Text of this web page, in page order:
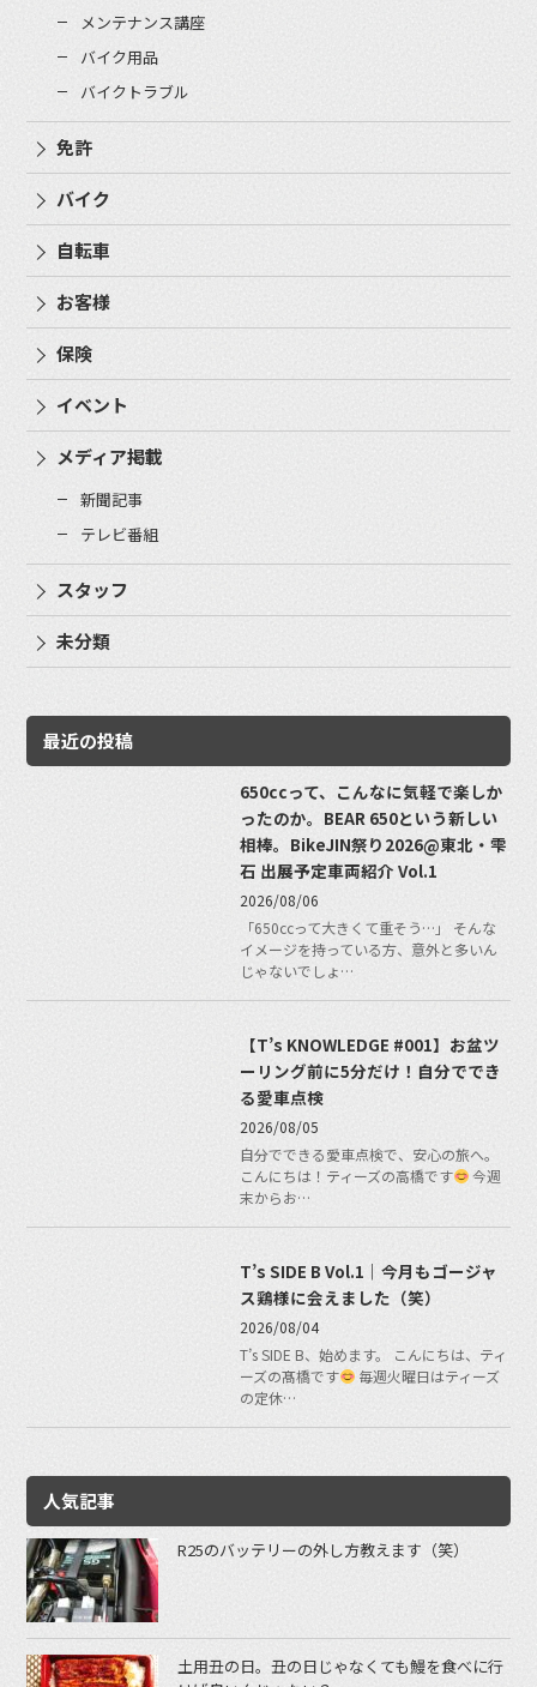
メンテナンス講座
バイク用品
バイクトラブル
免許
バイク
自転車
お客様
保険
イベント
メディア掲載
新聞記事
テレビ番組
スタッフ
未分類
最近の投稿
650ccって、こんなに気軽で楽しか
ったのか。BEAR 650という新しい
相棒。BikeJIN祭り2026@東北・雫
石 出展予定車両紹介 Vol.1
2026/08/06
「650ccって大きくて重そう…」 そんな
イメージを持っている方、意外と多いん
じゃないでしょ…
【T’s KNOWLEDGE #001】お盆ツ
ーリング前に5分だけ！自分ででき
る愛車点検
2026/08/05
自分でできる愛車点検で、安心の旅へ。
こんにちは！ティーズの高橋です
今週
末からお…
T’s SIDE B Vol.1｜今月もゴージャ
ス鶏様に会えました（笑）
2026/08/04
T’s SIDE B、始めます。 こんにちは、ティ
ーズの髙橋です
毎週火曜日はティーズ
の定休…
人気記事
R25のバッテリーの外し方教えます（笑）
土用丑の日。丑の日じゃなくても鰻を食べに行